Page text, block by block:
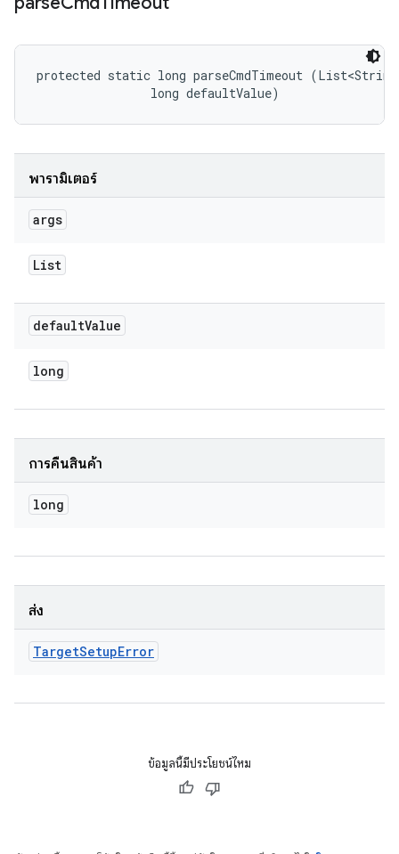
protected static long parseCmdTimeout
                long defaultValue)
พารามิเตอร์
args
List
defaultValue
long
การคืนสินค้า
long
ส่ง
TargetSetupError
ข้อมูลนี้มีประโยชน์ไหม